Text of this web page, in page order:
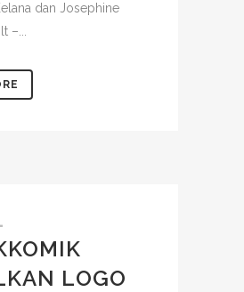
dan Josephine
–...
LOGO